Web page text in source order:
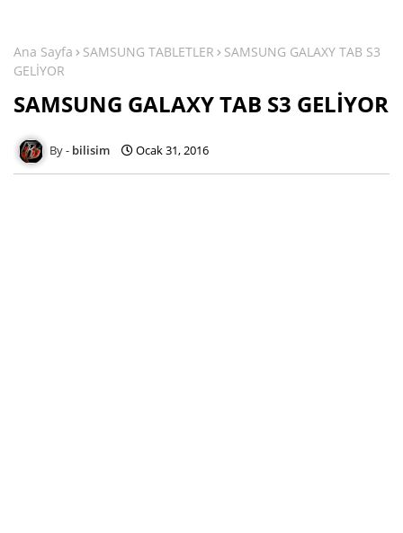
Ana Sayfa SAMSUNG TABLETLER
SAMSUNG GALAXY TAB S3
GELİYOR
SAMSUNG GALAXY TAB S3 GELİYOR
bilisim Ocak 31, 2016